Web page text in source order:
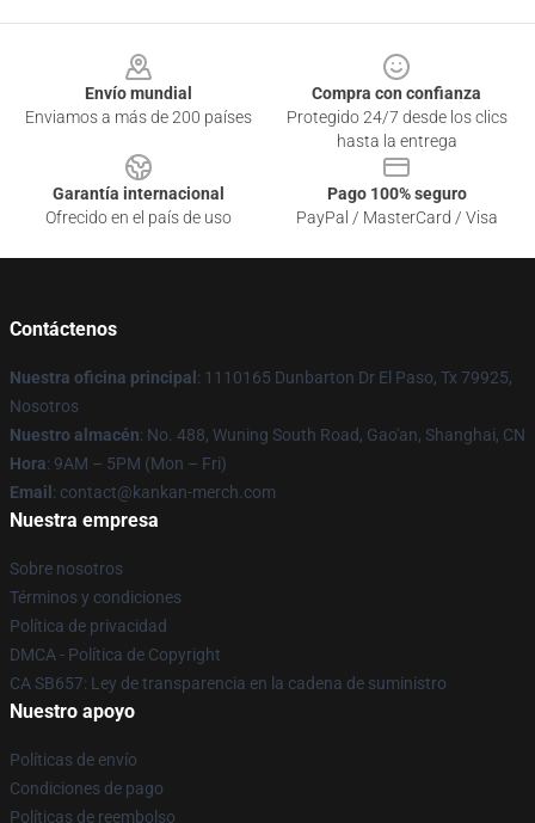
Envío mundial
Enviamos a más de 200 países
Compra con confianza
Protegido 24/7 desde los clics
hasta la entrega
Garantía internacional
Ofrecido en el país de uso
Pago 100% seguro
PayPal / MasterCard / Visa
Contáctenos
Nuestra oficina principal : 1110165 Dunbarton Dr El Paso, Tx 79925,
Nosotros
Nuestro almacén: No. 488, Wuning South Road, Gao'an, Shanghai, CN
Hora: 9AM – 5PM (Mon – Fri)
Email : contact@kankan-merch.com
Nuestra empresa
Sobre nosotros
Términos y condiciones
Política de privacidad
DMCA - Política de Copyright
CA SB657: Ley de transparencia en la cadena de suministro
Nuestro apoyo
Políticas de envío
Condiciones de pago
Políticas de reembolso